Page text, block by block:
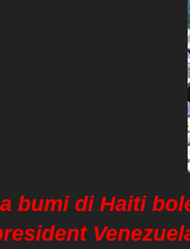
bumi di Haiti